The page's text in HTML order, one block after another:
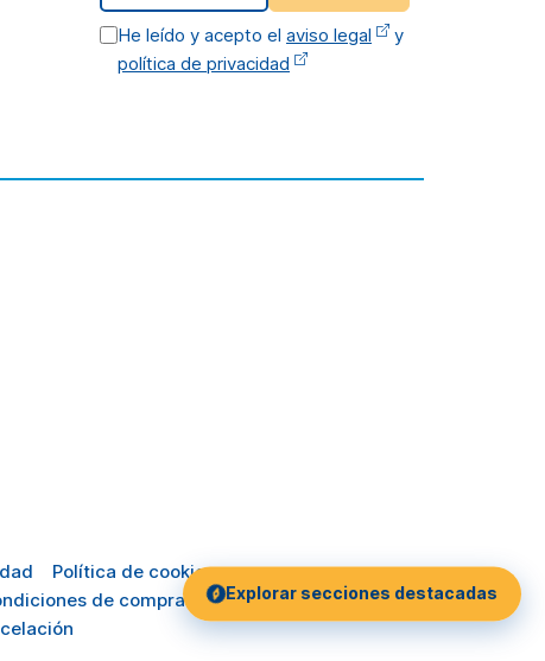
He leído y acepto elaviso legal
y
política de privacidad
Política de cookies
de compra
Explorar secciones destacadas